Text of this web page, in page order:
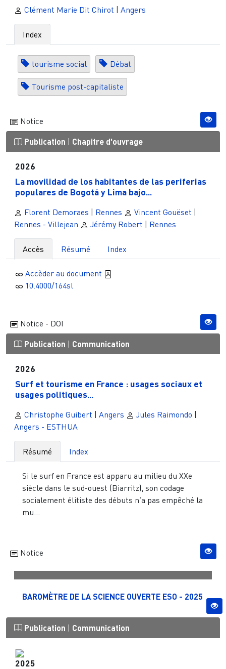
Clément Marie Dit Chirot | Angers
Index
tourisme social Débat
Tourisme post-capitaliste
Notice
Publication Chapitre d'ouvrage
2026
La movilidad de los habitantes de las periferias
populares de Bogotá y Lima bajo...
Florent Demoraes | Rennes Vincent Gouëset |
Rennes - Villejean
Jérémy Robert | Rennes
Accès Résumé Index
Accèder au document
10.4000/164sl
Notice - DOI
Publication Communication
2026
Surf et tourisme en France : usages sociaux et
usages politiques...
Christophe Guibert | Angers Jules Raimondo |
Angers - ESTHUA
Résumé Index
Si le surf en France est apparu au milieu du XXe
siècle dans le sud-ouest (Biarritz), son codage
socialement élitiste des débuts n’a pas empêché la
mu...
Notice
BAROMÈTRE DE LA SCIENCE OUVERTE ESO - 2025
Publication | Communication
2025